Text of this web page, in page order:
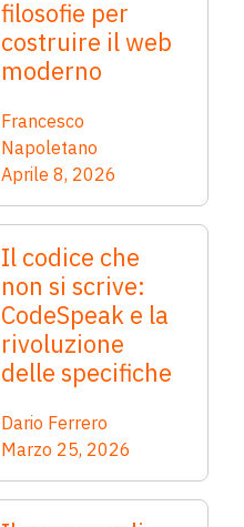
filosofie per
costruire il web
moderno
Francesco
Napoletano
Aprile 8, 2026
Il codice che
non si scrive:
CodeSpeak e la
rivoluzione
delle specifiche
Dario Ferrero
Marzo 25, 2026